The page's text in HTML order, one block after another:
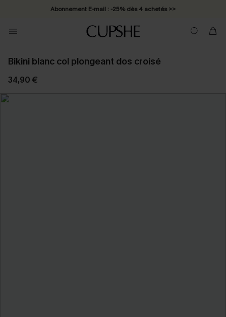
Abonnement E-mail : -25% dès 4 achetés >>
Bikini blanc col plongeant dos croisé
34,90 €